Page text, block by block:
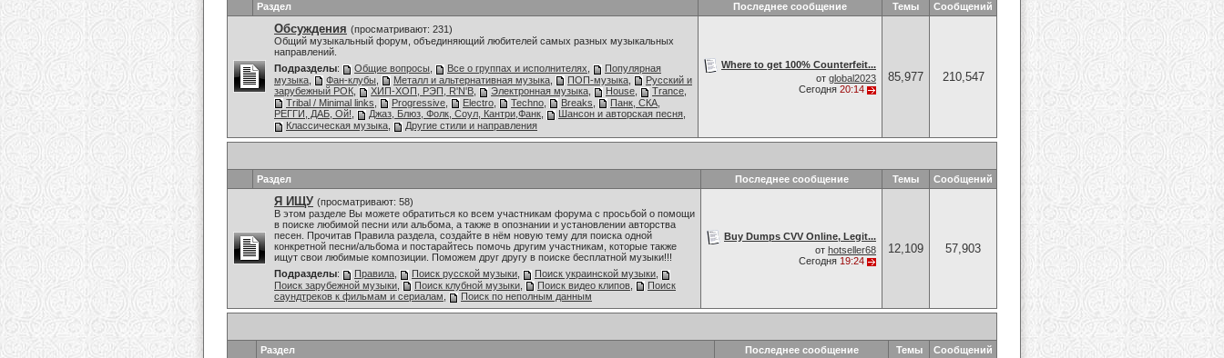
Раздел Последнее сообщение Темы Сообщений
Обсуждения (просматривают: 231)
Общий музыкальный форум, объединяющий любителей самых разных музыкальных
направлений.
Подразделы: Общие вопросы Все о группах и исполнителях
Популярная
музыка
Фан-клубы Металл и альтернативная музыка ПОП-музыка
Русский и
зарубежный РОК
ХИП-ХОП, РЭП, R'N'B Электронная музыка House Trance
Tribal / Minimal links
Progressive Electro Techno Breaks
Панк, СКА,
РЕГГИ, ДАБ, Ой!
Джаз, Блюз, Фолк, Соул, Кантри,Фанк Шансон и авторская песня
Классическая музыка
Другие стили и направления
Where to get 100% Counterfeit...
от global2023
Сегодня 20:14
85,977 210,547
Раздел Последнее сообщение Темы Сообщений
Я ИЩУ (просматривают: 58)
В этом разделе Вы можете обратиться ко всем участникам форума с просьбой о помощи
в поиске любимой песни или альбома, а также в опознании и установлении авторства
песен. Прочитав Правила раздела, создайте в нём новую тему для поиска одной
конкретной песни/альбома и постарайтесь помочь другим участникам, которые также
ищут свои любимые композиции. Поможем друг другу в поиске бесплатной музыки!!!
Подразделы: Правила Поиск русской музыки Поиск украинской музыки
Поиск зарубежной музыки
Поиск клубной музыки Поиск видео клипов
Поиск
саундтреков к фильмам и сериалам
Поиск по неполным данным
Buy Dumps CVV Online, Legit...
от hotseller68
Сегодня 19:24
12,109 57,903
Раздел Последнее сообщение Темы Сообщений